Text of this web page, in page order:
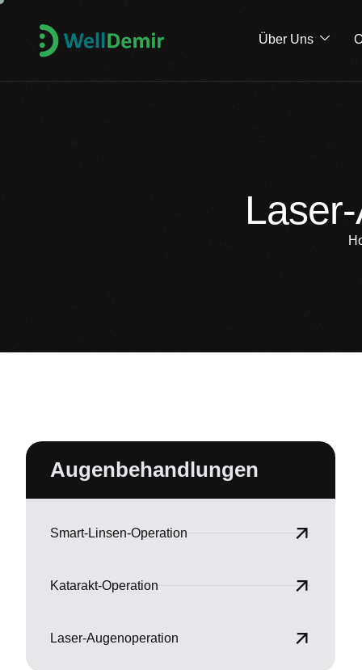
Über Uns
Laser-
Augenbehandlungen​
Smart-Linsen-Operation
Katarakt-Operation
Laser-Augenoperation